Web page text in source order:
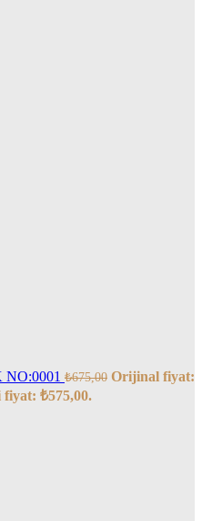
₺675,00 Orijinal fiyat:
fiyat: ₺575,00.